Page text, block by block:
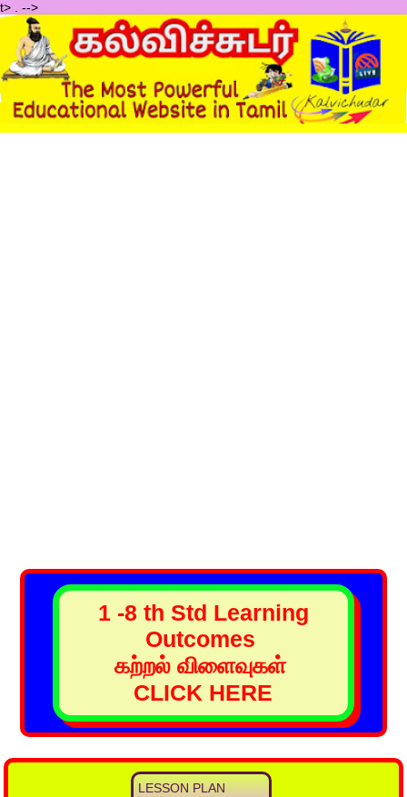
t> -->
1 -8 th Std Learning
Outcomes
கற்றல் விளைவுகள்
CLICK HERE
LESSON PLAN